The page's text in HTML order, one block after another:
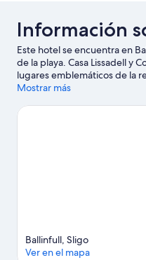
Información
Este hotel se encuentra en
de la playa. Casa Lissadell y
lugares emblemáticos de la
compras por Centro
Niland Gallery. Tendrás la
Mostrar más
Ballinfull, Sligo
Ver en el mapa